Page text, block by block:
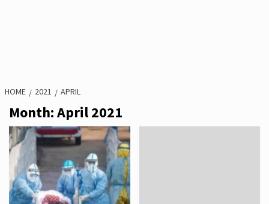
HOME 2021 APRIL
Month:April 2021